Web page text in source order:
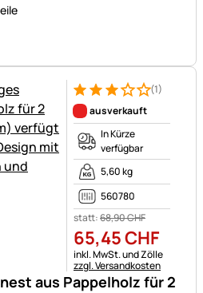
aus Pappelholz für 2
Bewertung: 3 von 5 (1
1 Bewertung
(1)
ausverkauft
In Kürze
verfügbar
5,60 kg
560780
statt:68,90CHF
65,45CHF
Steuerhinweis:
inkl. MwSt. und Zölle
zzgl. Versandkosten